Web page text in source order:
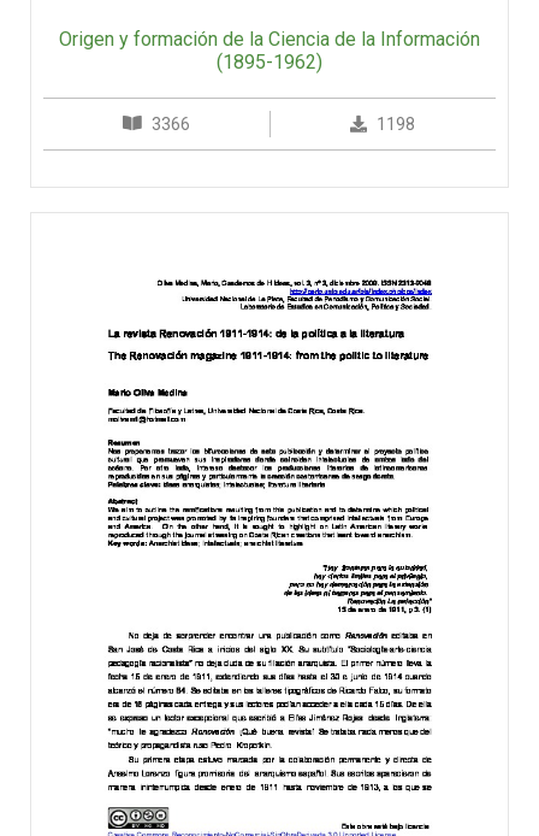
Origen y formación de la Ciencia de la Información
(1895-1962)
3366 1198